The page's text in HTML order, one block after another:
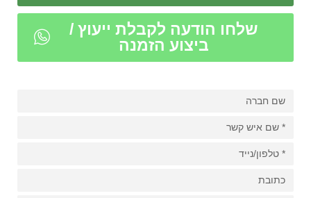
שלחו הודעה לקבלת ייעוץ /
ביצוע הזמנה